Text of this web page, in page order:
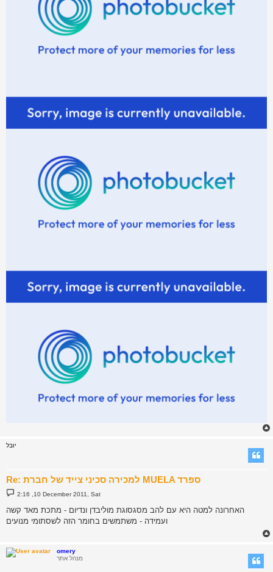
יובל
Re: למכירה סכיני צייד של חברת MUELA ספרד
P
o
t
2:16 ,10 December 2011, Sat
האחרונה למטה היא עם להב מסגסוגת מוליבדן ונדיום - מתכת מאד קשה
ועמידה - משתמשים בחומר הזה לשסתומי מנועים
omery
מנהל אתר